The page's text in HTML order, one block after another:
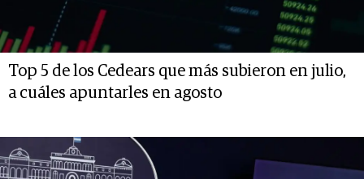
Top 5 de los Cedears que más subieron en julio,
a cuáles apuntarles en agosto